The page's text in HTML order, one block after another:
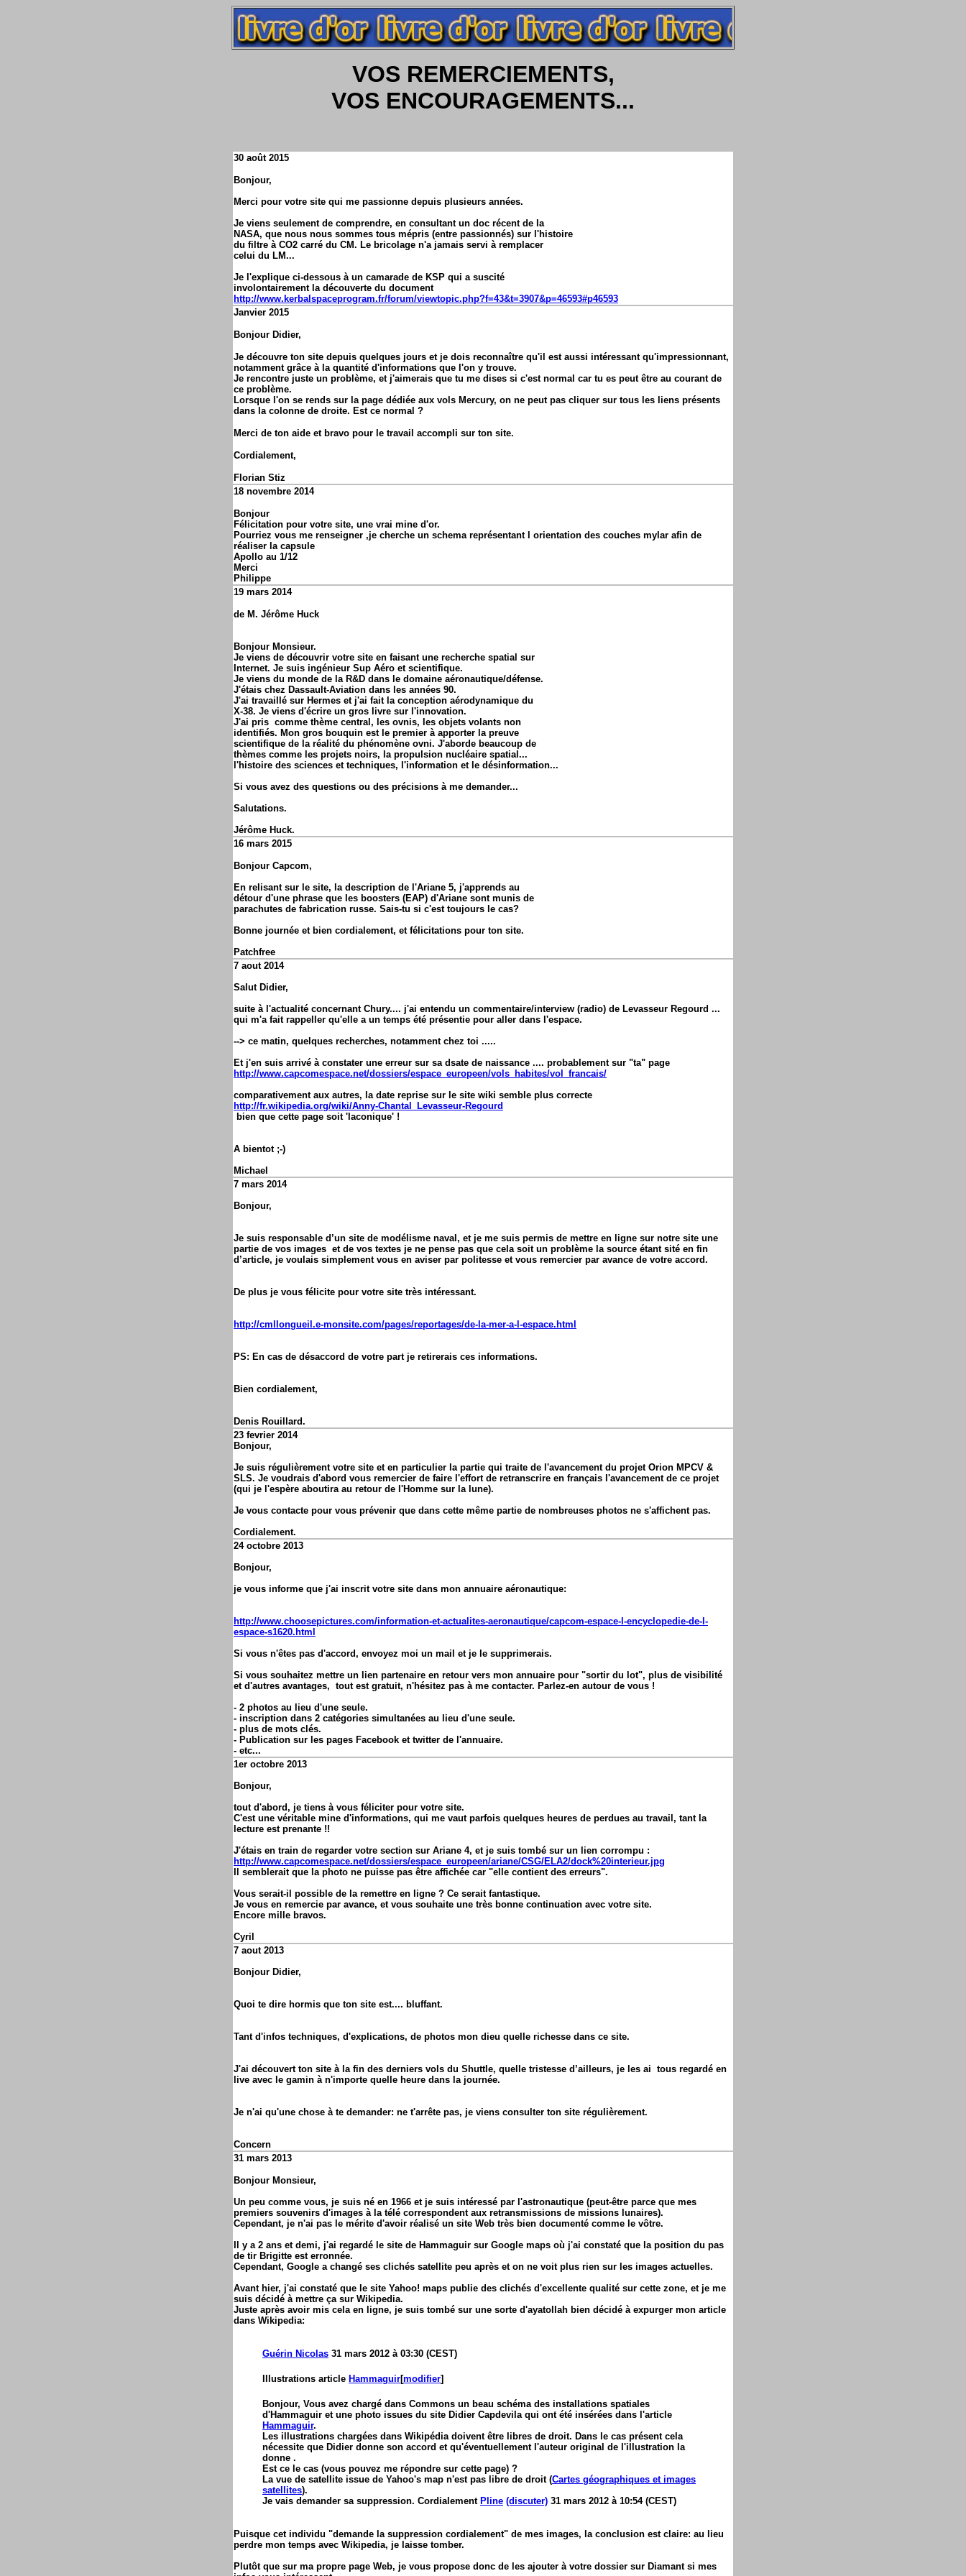
VOS REMERCIEMENTS,
VOS ENCOURAGEMENTS...
30 août 2015
Bonjour,
Merci pour votre site qui me passionne depuis plusieurs années.
Je viens seulement de comprendre, en consultant un doc récent de la
NASA, que nous nous sommes tous mépris (entre passionnés) sur l'histoire
du filtre à CO2 carré du CM. Le bricolage n'a jamais servi à remplacer
celui du LM...
Je l'explique ci-dessous à un camarade de KSP qui a suscité
involontairement la découverte du document
http://www.kerbalspaceprogram.fr/forum/viewtopic.php?f=43&t=3907&p=46593#p46593
Janvier 2015
Bonjour Didier,
Je découvre ton site depuis quelques jours et je dois reconnaître qu'il est aussi intéressant qu'impressionnant,
notamment grâce à la quantité d'informations que l'on y trouve.
Je rencontre juste un problème, et j'aimerais que tu me dises si c'est normal car tu es peut être au courant de
ce problème.
Lorsque l'on se rends sur la page dédiée aux vols Mercury, on ne peut pas cliquer sur tous les liens présents
dans la colonne de droite. Est ce normal ?
Merci de ton aide et bravo pour le travail accompli sur ton site.
Cordialement,
Florian Stiz
18 novembre 2014
Bonjour
Félicitation pour votre site, une vrai mine d'or.
Pourriez vous me renseigner ,je cherche un schema représentant l orientation des couches mylar afin de
réaliser la capsule
Apollo au 1/12
Merci
Philippe
19 mars 2014
de M. Jérôme Huck
Bonjour Monsieur.
Je viens de découvrir votre site en faisant une recherche spatial sur
Internet. Je suis ingénieur Sup Aéro et scientifique.
Je viens du monde de la R&D dans le domaine aéronautique/défense.
J'étais chez Dassault-Aviation dans les années 90.
J'ai travaillé sur Hermes et j'ai fait la conception aérodynamique du
X-38. Je viens d'écrire un gros livre sur l'innovation.
J'ai pris comme thème central, les ovnis, les objets volants non
identifiés. Mon gros bouquin est le premier à apporter la preuve
scientifique de la réalité du phénomène ovni. J'aborde beaucoup de
thèmes comme les projets noirs, la propulsion nucléaire spatial...
l'histoire des sciences et techniques, l'information et le désinformation...
Si vous avez des questions ou des précisions à me demander...
Salutations.
Jérôme Huck.
16 mars 2015
Bonjour Capcom,
En relisant sur le site, la description de l'Ariane 5, j'apprends au
détour d'une phrase que les boosters (EAP) d'Ariane sont munis de
parachutes de fabrication russe. Sais-tu si c'est toujours le cas?
Bonne journée et bien cordialement, et félicitations pour ton site.
Patchfree
7 aout 2014
Salut Didier,
suite à l'actualité concernant Chury.... j'ai entendu un commentaire/interview (radio) de Levasseur Regourd ...
qui m'a fait rappeller qu'elle a un temps été présentie pour aller dans l'espace.
--> ce matin, quelques recherches, notamment chez toi .....
Et j'en suis arrivé à constater une erreur sur sa dsate de naissance .... probablement sur "ta" page
http://www.capcomespace.net/dossiers/espace_europeen/vols_habites/vol_francais/
comparativement aux autres, la date reprise sur le site wiki semble plus correcte
http://fr.wikipedia.org/wiki/Anny-Chantal_Levasseur-Regourd
bien que cette page soit 'laconique' !
A bientot ;-)
Michael
7 mars 2014
Bonjour,
Je suis responsable d’un site de modélisme naval, et je me suis permis de mettre en ligne sur notre site une
partie de vos images et de vos textes je ne pense pas que cela soit un problème la source étant sité en fin
d’article, je voulais simplement vous en aviser par politesse et vous remercier par avance de votre accord.
De plus je vous félicite pour votre site très intéressant.
http://cmllongueil.e-monsite.com/pages/reportages/de-la-mer-a-l-espace.html
PS: En cas de désaccord de votre part je retirerais ces informations.
Bien cordialement,
Denis Rouillard.
23 fevrier 2014
Bonjour,
Je suis régulièrement votre site et en particulier la partie qui traite de l'avancement du projet Orion MPCV &
SLS. Je voudrais d'abord vous remercier de faire l'effort de retranscrire en français l'avancement de ce projet
(qui je l'espère aboutira au retour de l'Homme sur la lune).
Je vous contacte pour vous prévenir que dans cette même partie de nombreuses photos ne s'affichent pas.
Cordialement.
24 octobre 2013
Bonjour,
je vous informe que j'ai inscrit votre site dans mon annuaire aéronautique:
http://www.choosepictures.com/information-et-actualites-aeronautique/capcom-espace-l-encyclopedie-de-l-
espace-s1620.html
Si vous n'êtes pas d'accord, envoyez moi un mail et je le supprimerais.
Si vous souhaitez mettre un lien partenaire en retour vers mon annuaire pour "sortir du lot", plus de visibilité
et d'autres avantages, tout est gratuit, n'hésitez pas à me contacter. Parlez-en autour de vous !
- 2 photos au lieu d'une seule.
- inscription dans 2 catégories simultanées au lieu d'une seule.
- plus de mots clés.
- Publication sur les pages Facebook et twitter de l'annuaire.
- etc...
1er octobre 2013
Bonjour,
tout d'abord, je tiens à vous féliciter pour votre site.
C'est une véritable mine d'informations, qui me vaut parfois quelques heures de perdues au travail, tant la
lecture est prenante !!
J'étais en train de regarder votre section sur Ariane 4, et je suis tombé sur un lien corrompu :
http://www.capcomespace.net/dossiers/espace_europeen/ariane/CSG/ELA2/dock%20interieur.jpg
Il semblerait que la photo ne puisse pas être affichée car "elle contient des erreurs".
Vous serait-il possible de la remettre en ligne ? Ce serait fantastique.
Je vous en remercie par avance, et vous souhaite une très bonne continuation avec votre site.
Encore mille bravos.
Cyril
7 aout 2013
Bonjour Didier,
Quoi te dire hormis que ton site est.... bluffant.
Tant d'infos techniques, d'explications, de photos mon dieu quelle richesse dans ce site.
J'ai découvert ton site à la fin des derniers vols du Shuttle, quelle tristesse d’ailleurs, je les ai tous regardé en
live avec le gamin à n'importe quelle heure dans la journée.
Je n'ai qu'une chose à te demander: ne t'arrête pas, je viens consulter ton site régulièrement.
Concern
31 mars 2013
Bonjour Monsieur,
Un peu comme vous, je suis né en 1966 et je suis intéressé par l'astronautique (peut-être parce que mes
premiers souvenirs d'images à la télé correspondent aux retransmissions de missions lunaires).
Cependant, je n'ai pas le mérite d'avoir réalisé un site Web très bien documenté comme le vôtre.
Il y a 2 ans et demi, j'ai regardé le site de Hammaguir sur Google maps où j'ai constaté que la position du pas
de tir Brigitte est erronnée.
Cependant, Google a changé ses clichés satellite peu après et on ne voit plus rien sur les images actuelles.
Avant hier, j'ai constaté que le site Yahoo! maps publie des clichés d'excellente qualité sur cette zone, et je me
suis décidé à mettre ça sur Wikipedia.
Juste après avoir mis cela en ligne, je suis tombé sur une sorte d'ayatollah bien décidé à expurger mon article
dans Wikipedia:
Guérin Nicolas 31 mars 2012 à 03:30 (CEST)
Illustrations article Hammaguir[modifier]
Bonjour, Vous avez chargé dans Commons un beau schéma des installations spatiales
d'Hammaguir et une photo issues du site Didier Capdevila qui ont été insérées dans l'article
Hammaguir.
Les illustrations chargées dans Wikipédia doivent être libres de droit. Dans le cas présent cela
nécessite que Didier donne son accord et qu'éventuellement l'auteur original de l'illustration la
donne .
Est ce le cas (vous pouvez me répondre sur cette page) ?
La vue de satellite issue de Yahoo's map n'est pas libre de droit (Cartes géographiques et images
satellites).
Je vais demander sa suppression. Cordialement Pline (discuter) 31 mars 2012 à 10:54 (CEST)
Puisque cet individu "demande la suppression cordialement" de mes images, la conclusion est claire: au lieu
perdre mon temps avec Wikipedia, je laisse tomber.
Plutôt que sur ma propre page Web, je vous propose donc de les ajouter à votre dossier sur Diamant si mes